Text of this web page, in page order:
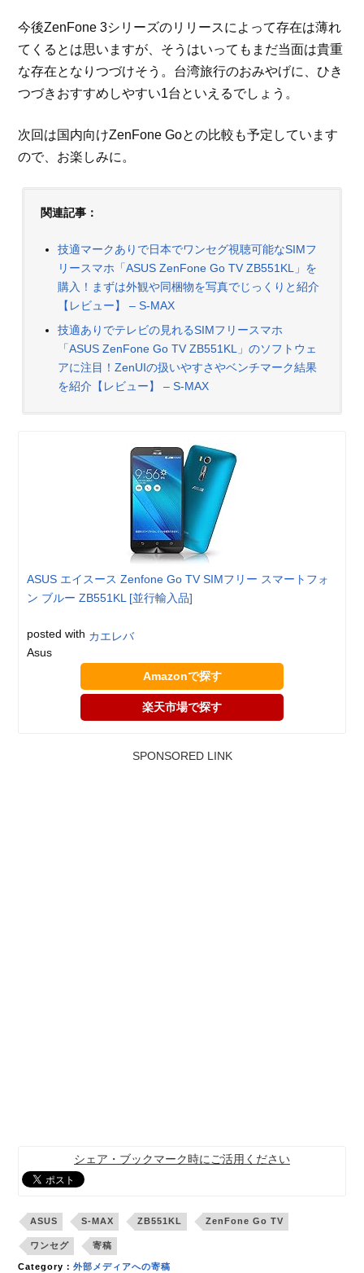
今後ZenFone 3シリーズのリリースによって存在は薄れ
てくるとは思いますが、そうはいってもまだ当面は貴重
な存在となりつづけそう。台湾旅行のおみやげに、ひき
つづきおすすめしやすい1台といえるでしょう。
次回は国内向けZenFone Goとの比較も予定しています
ので、お楽しみに。
関連記事：
技適マークありで日本でワンセグ視聴可能なSIMフ
リースマホ「ASUS ZenFone Go TV ZB551KL」を
購入！まずは外観や同梱物を写真でじっくりと紹介
【レビュー】 – S-MAX
技適ありでテレビの見れるSIMフリースマホ
「ASUS ZenFone Go TV ZB551KL」のソフトウェ
アに注目！ZenUIの扱いやすさやベンチマーク結果
を紹介【レビュー】 – S-MAX
ASUS エイスース Zenfone Go TV SIMフリー スマートフォ
ン ブルー ZB551KL [並行輸入品]
posted with カエレバ
Asus
Amazonで探す
楽天市場で探す
SPONSORED LINK
シェア・ブックマーク時にご活用ください
ASUS S-MAX ZB551KL ZenFone Go TV
ワンセグ 寄稿
Category：外部メディアへの寄稿